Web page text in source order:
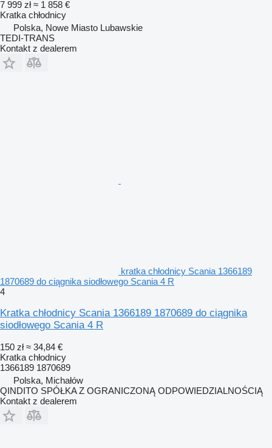
7 999 zł ≈ 1 858 €
Kratka chłodnicy
Polska, Nowe Miasto Lubawskie
TEDI-TRANS
Kontakt z dealerem
kratka chłodnicy Scania 1366189
1870689 do ciągnika siodłowego Scania 4 R
4
Kratka chłodnicy Scania 1366189 1870689 do ciągnika
siodłowego Scania 4 R
150 zł ≈ 34,84 €
Kratka chłodnicy
1366189 1870689
Polska, Michałów
QINDITO SPÓŁKA Z OGRANICZONĄ ODPOWIEDZIALNOŚCIĄ
Kontakt z dealerem